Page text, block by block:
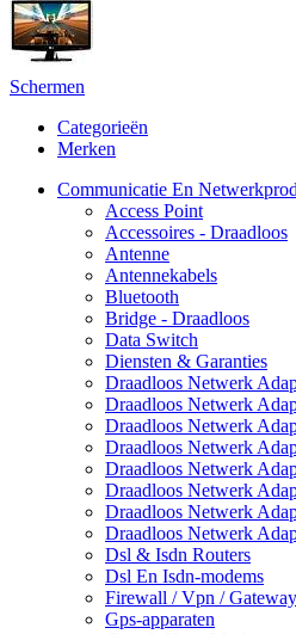
Schermen
Categorieën
Merken
Communicatie En
Access Point
Accessoires - Draadloos
Antenne
Antennekabels
Bluetooth
Bridge - Draadloos
Data Switch
Diensten & Garanties
Draadloos Netwerk
Draadloos Netwerk
Draadloos Netwerk
Draadloos Netwerk
Draadloos Netwerk
Draadloos Netwerk
Draadloos Netwerk
Draadloos Netwerk
Dsl & Isdn Routers
Dsl En Isdn-modems
Firewall / Vpn /
Gps-apparaten